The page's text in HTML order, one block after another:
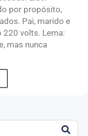
por propósito,
Pai, marido e
220 volts. Lema:
mas nunca